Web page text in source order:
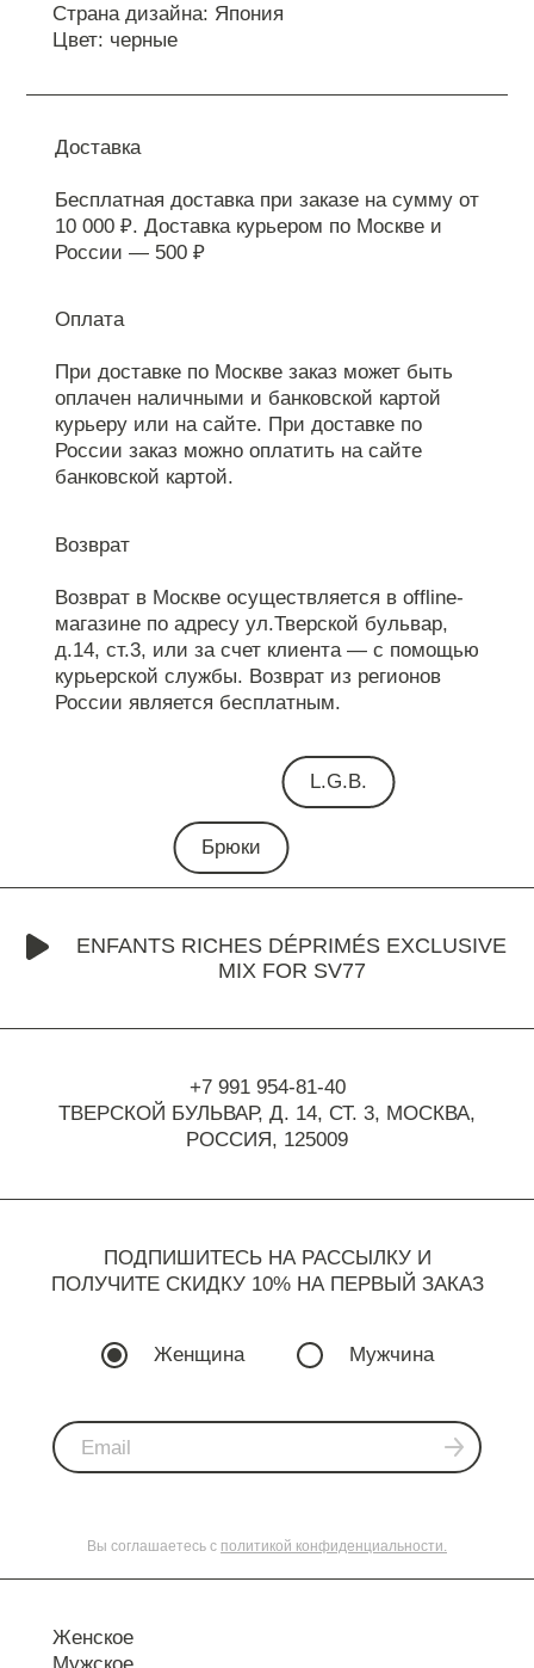
Страна дизайна: Япония
Цвет: черные
Доставка
Бесплатная доставка при заказе на сумму от
10 000 ₽. Доставка курьером по Москве и
России — 500 ₽
Оплата
При доставке по Москве заказ может быть
оплачен наличными и банковской картой
курьеру или на сайте. При доставке по
России заказ можно оплатить на сайте
банковской картой.
Возврат
Возврат в Москве осуществляется в offline-
магазине по адресу ул.Тверской бульвар,
д.14, ст.3, или за счет клиента — с помощью
курьерской службы. Возврат из регионов
России является бесплатным.
L.G.B.
Брюки
ENFANTS RICHES DÉPRIMÉS EXCLUSIVE
MIX FOR SV77
+7 991 954-81-40
ТВЕРСКОЙ БУЛЬВАР, Д. 14, СТ. 3, МОСКВА,
РОССИЯ, 125009
ПОДПИШИТЕСЬ НА РАССЫЛКУ И
ПОЛУЧИТЕ СКИДКУ 10% НА ПЕРВЫЙ ЗАКАЗ
Женщина Мужчина
Вы соглашаетесь с политикой конфиденциальности.
Женское
Мужское